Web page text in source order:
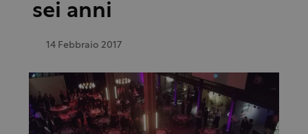
sei anni
14 Febbraio 2017